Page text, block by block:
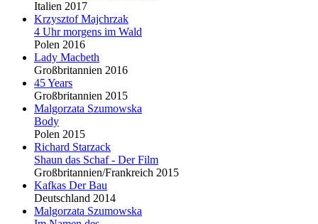
Italien 2017
Krzysztof Majchrzak
4 Uhr morgens im Wald
Polen 2016
Lady Macbeth
Großbritannien 2016
45 Years
Großbritannien 2015
Malgorzata Szumowska
Body
Polen 2015
Richard Starzack
Shaun das Schaf - Der Film
Großbritannien/Frankreich 2015
Kafkas Der Bau
Deutschland 2014
Malgorzata Szumowska